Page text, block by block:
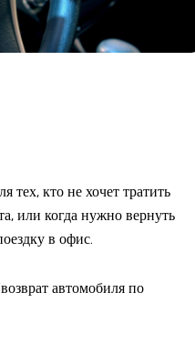
тех, кто не хочет тратить
или когда нужно вернуть
в офис.
автомобиля по